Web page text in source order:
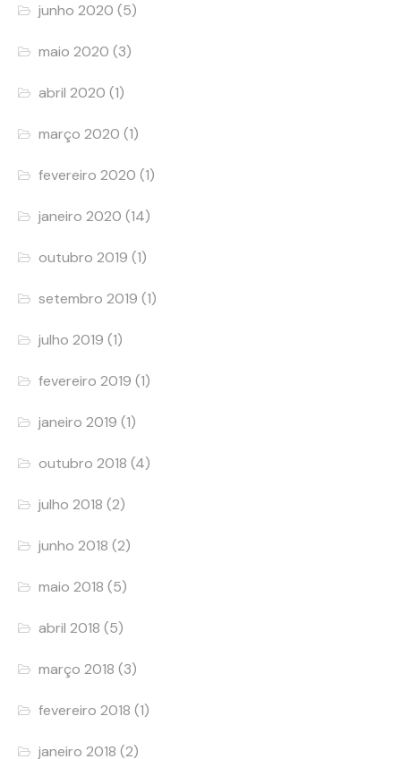
junho 2020 (5)
maio 2020 (3)
abril 2020 (1)
março 2020 (1)
fevereiro 2020 (1)
janeiro 2020 (14)
outubro 2019 (1)
setembro 2019 (1)
julho 2019 (1)
fevereiro 2019 (1)
janeiro 2019 (1)
outubro 2018 (4)
julho 2018 (2)
junho 2018 (2)
maio 2018 (5)
abril 2018 (5)
março 2018 (3)
fevereiro 2018 (1)
janeiro 2018 (2)